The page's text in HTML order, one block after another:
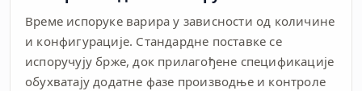
Време испоруке варира у зависности од количине
и конфигурације. Стандардне поставке се
испоручују брже, док прилагођене спецификације
обухватају додатне фазе производње и контроле